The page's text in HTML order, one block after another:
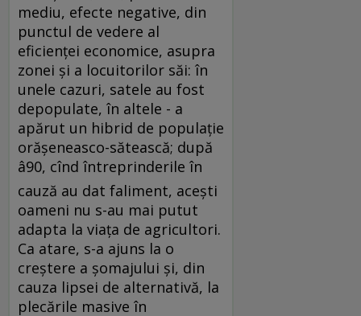
mediu, efecte negative, din
punctul de vedere al
eficienţei economice, asupra
zonei şi a locuitorilor săi: în
unele cazuri, satele au fost
depopulate, în altele - a
apărut un hibrid de populaţie
orăşeneasco-sătească; după
â90, cînd întreprinderile în
cauză au dat faliment, aceşti
oameni nu s-au mai putut
adapta la viaţa de agricultori.
Ca atare, s-a ajuns la o
creştere a şomajului şi, din
cauza lipsei de alternativă, la
plecările masive în